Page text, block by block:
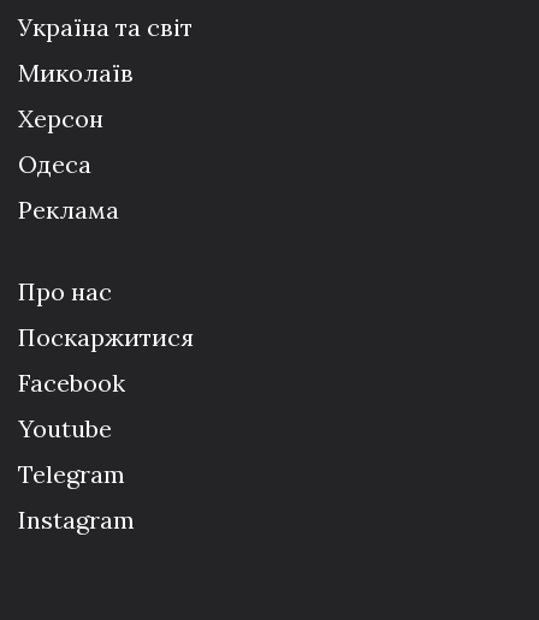
Україна та світ
Миколаїв
Херсон
Одеса
Реклама
Про нас
Поскаржитися
Facebook
Youtube
Telegram
Instagram